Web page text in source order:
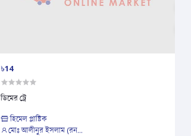
৳14
ডিমের ট্রে
হিমেল প্লাষ্টিক
মোঃ আলীনুর ইসলাম (রন...